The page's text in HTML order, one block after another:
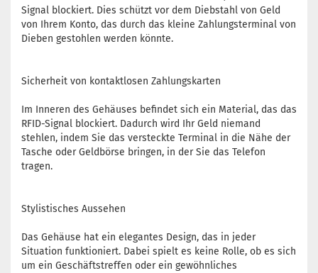
Signal blockiert. Dies schützt vor dem Diebstahl von Geld
von Ihrem Konto, das durch das kleine Zahlungsterminal von
Dieben gestohlen werden könnte.
Sicherheit von kontaktlosen Zahlungskarten
Im Inneren des Gehäuses befindet sich ein Material, das das
RFID-Signal blockiert. Dadurch wird Ihr Geld niemand
stehlen, indem Sie das versteckte Terminal in die Nähe der
Tasche oder Geldbörse bringen, in der Sie das Telefon
tragen.
Stylistisches Aussehen
Das Gehäuse hat ein elegantes Design, das in jeder
Situation funktioniert. Dabei spielt es keine Rolle, ob es sich
um ein Geschäftstreffen oder ein gewöhnliches